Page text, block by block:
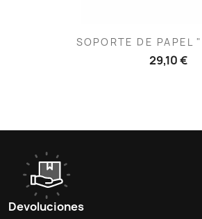
Vista
SOPORTE DE PAPEL
29,10 €
Devoluciones